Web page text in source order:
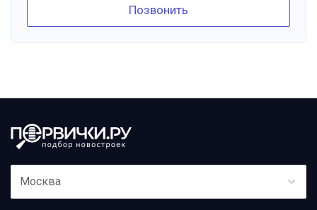
Позвонить
Москва